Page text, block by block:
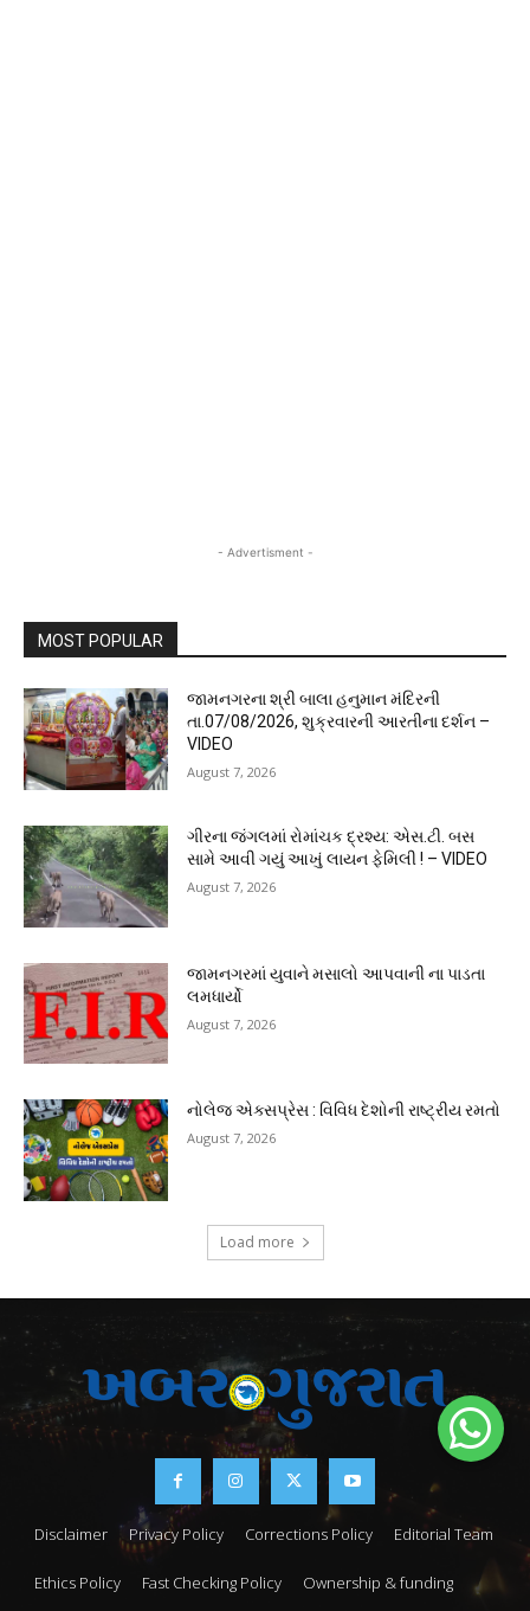
- Advertisment -
MOST POPULAR
જામનગરના શ્રી બાલા હનુમાન મંદિરની
તા.07/08/2026, શુક્રવારની આરતીના દર્શન –
VIDEO
August 7, 2026
ગીરના જંગલમાં રોમાંચક દ્રશ્ય: એસ.ટી. બસ
સામે આવી ગયું આખું લાયન ફેમિલી ! – VIDEO
August 7, 2026
જામનગરમાં યુવાને મસાલો આપવાની ના પાડતા
લમધાર્યો
August 7, 2026
નોલેજ એક્સપ્રેસ : વિવિધ દેશોની રાષ્ટ્રીય રમતો
August 7, 2026
Load more
Disclaimer Privacy Policy Corrections Policy Editorial Team
Ethics Policy Fast Checking Policy Ownership & funding